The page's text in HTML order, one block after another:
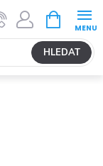
HLEDAT
NÁKUPNÍ
KOŠÍK